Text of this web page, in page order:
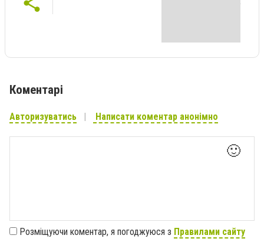
Коментарі
Авторизуватись Написати коментар анонімно
🙂
Розміщуючи коментар, я погоджуюся з Правилами сайту